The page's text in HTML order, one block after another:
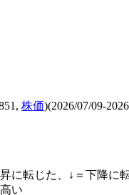
株価)(2026/07/09-
に転じた、↓＝下降に転
い